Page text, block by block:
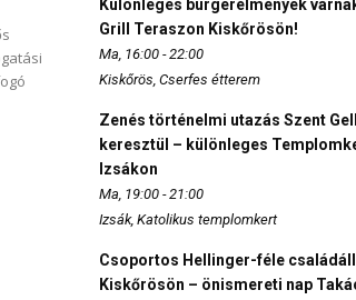
Különleges burgerélmények
Grill Teraszon Kiskőrösön!
Ma, 16:00 - 22:00
Kiskőrös, Cserfes étterem
Zenés történelmi utazás Szent
keresztül – különleges
Izsákon
Ma, 19:00 - 21:00
Izsák, Katolikus templomkert
Csoportos Hellinger-féle
Kiskőrösön – önismereti nap